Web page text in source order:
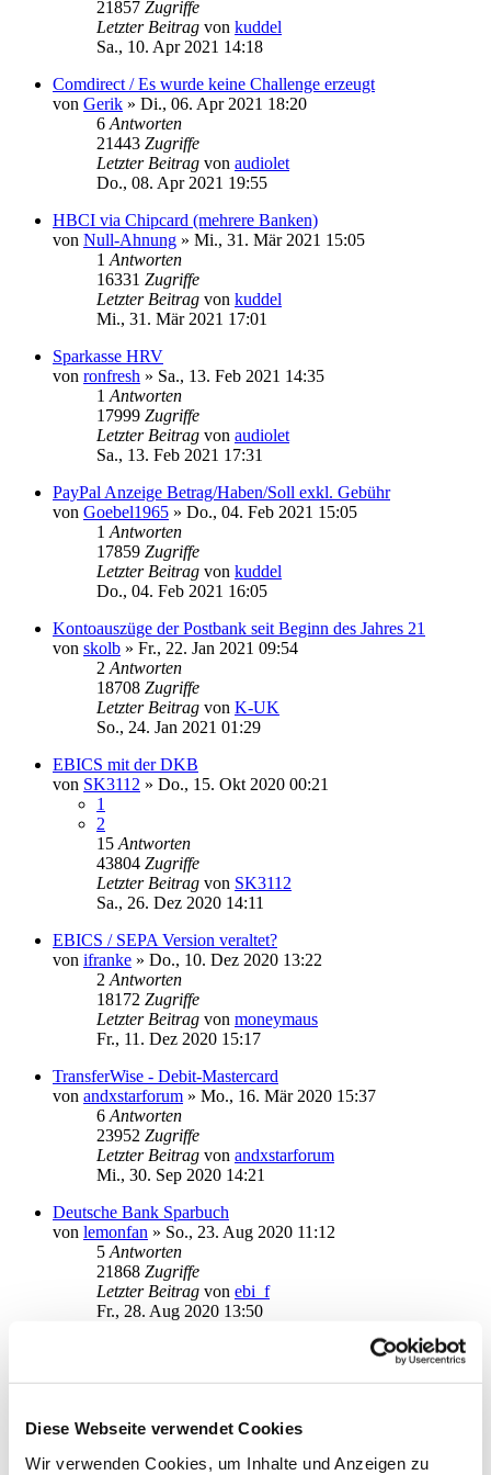
Diese Webseite verwendet Cookies
Wir verwenden Cookies, um Inhalte und Anzeigen zu
21857 Zugriffe
Letzter Beitrag von kuddel
Sa., 10. Apr 2021 14:18
Comdirect / Es wurde keine Challenge erzeugt
von Gerik » Di., 06. Apr 2021 18:20
6 Antworten
21443 Zugriffe
Letzter Beitrag von audiolet
Do., 08. Apr 2021 19:55
HBCI via Chipcard (mehrere Banken)
von Null-Ahnung » Mi., 31. Mär 2021 15:05
1 Antworten
16331 Zugriffe
Letzter Beitrag von kuddel
Mi., 31. Mär 2021 17:01
Sparkasse HRV
von ronfresh » Sa., 13. Feb 2021 14:35
1 Antworten
17999 Zugriffe
Letzter Beitrag von audiolet
Sa., 13. Feb 2021 17:31
PayPal Anzeige Betrag/Haben/Soll exkl. Gebühr
von Goebel1965 » Do., 04. Feb 2021 15:05
1 Antworten
17859 Zugriffe
Letzter Beitrag von kuddel
Do., 04. Feb 2021 16:05
Kontoauszüge der Postbank seit Beginn des Jahres 21
von skolb » Fr., 22. Jan 2021 09:54
2 Antworten
18708 Zugriffe
Letzter Beitrag von K-UK
So., 24. Jan 2021 01:29
EBICS mit der DKB
von SK3112 » Do., 15. Okt 2020 00:21
1
2
15 Antworten
43804 Zugriffe
Letzter Beitrag von SK3112
Sa., 26. Dez 2020 14:11
EBICS / SEPA Version veraltet?
von ifranke » Do., 10. Dez 2020 13:22
2 Antworten
18172 Zugriffe
Letzter Beitrag von moneymaus
Fr., 11. Dez 2020 15:17
TransferWise - Debit-Mastercard
von andxstarforum » Mo., 16. Mär 2020 15:37
6 Antworten
23952 Zugriffe
Letzter Beitrag von andxstarforum
Mi., 30. Sep 2020 14:21
Deutsche Bank Sparbuch
von lemonfan » So., 23. Aug 2020 11:12
5 Antworten
21868 Zugriffe
Letzter Beitrag von ebi_f
Fr., 28. Aug 2020 13:50
3Antworten
Letzter Beitragvon moneymaus